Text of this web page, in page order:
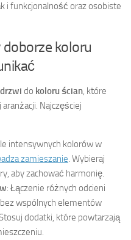
i funkcjonalność oraz osobiste
doborze koloru
do koloru ścian , które
Najczęściej
intensywnych kolorów w
zamieszanie . Wybieraj
aby zachować harmonię.
: Łączenie różnych odcieni
wspólnych elementów
dodatki, które powtarzają